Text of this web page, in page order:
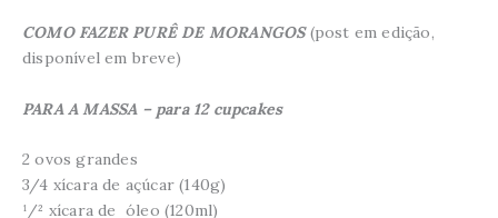
COMO FAZER PURÊ DE MORANGOS(post em edição,
disponível em breve)
PARA A MASSA – para 12 cupcakes
2 ovos grandes
3/4 xícara de açúcar (140g)
¹/² xícara de óleo (120ml)